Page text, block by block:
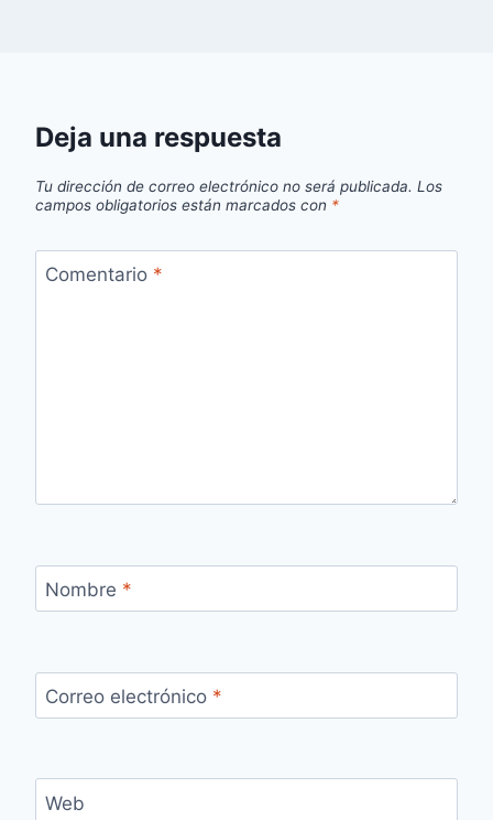
Deja una respuesta
Tu dirección de correo electrónico no será publicada. Los
campos obligatorios están marcados con *
Comentario *
Nombre *
Correo electrónico *
Web